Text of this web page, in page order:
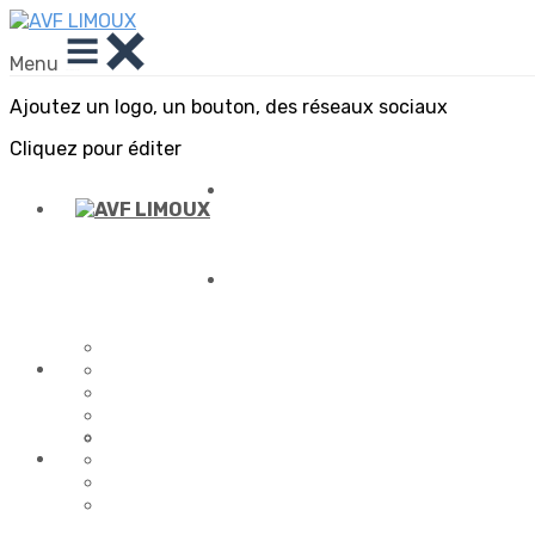
Menu
Ajoutez un logo, un bouton, des réseaux sociaux
Cliquez pour éditer